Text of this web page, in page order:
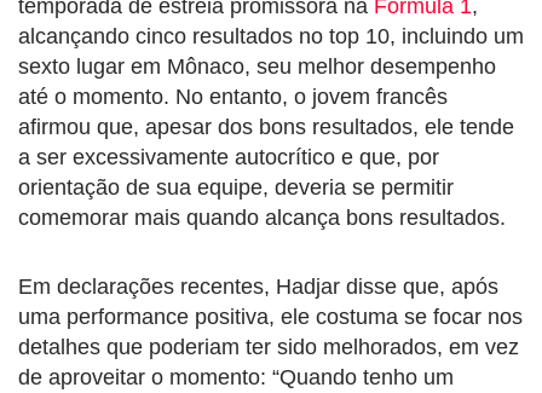
temporada de estreia promissora na Fórmula 1,
alcançando cinco resultados no top 10, incluindo um
sexto lugar em Mônaco, seu melhor desempenho
até o momento. No entanto, o jovem francês
afirmou que, apesar dos bons resultados, ele tende
a ser excessivamente autocrítico e que, por
orientação de sua equipe, deveria se permitir
comemorar mais quando alcança bons resultados.
Em declarações recentes, Hadjar disse que, após
uma performance positiva, ele costuma se focar nos
detalhes que poderiam ter sido melhorados, em vez
de aproveitar o momento: “Quando tenho um